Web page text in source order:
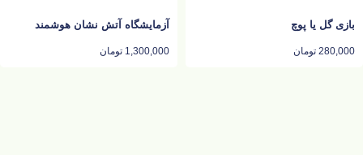
بازی گل یا پوچ
280,000 تومان
آزمایشگاه آتش نشان هوشمند
1,300,000 تومان